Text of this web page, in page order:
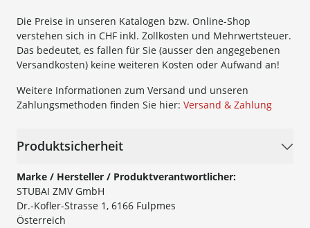
Die Preise in unseren Katalogen bzw. Online-Shop
verstehen sich in CHF inkl. Zollkosten und Mehrwertsteuer.
Das bedeutet, es fallen für Sie (ausser den angegebenen
Versandkosten) keine weiteren Kosten oder Aufwand an!
Weitere Informationen zum Versand und unseren
Zahlungsmethoden finden Sie hier: Versand & Zahlung
Produktsicherheit
Marke / Hersteller / Produktverantwortlicher:
STUBAI ZMV GmbH
Dr.-Kofler-Strasse 1, 6166 Fulpmes
Österreich